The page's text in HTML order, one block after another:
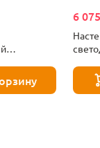
7036
6